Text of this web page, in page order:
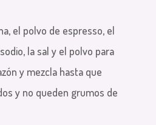
el polvo de espresso, el
la sal y el polvo para
y mezcla hasta que
y no queden grumos de